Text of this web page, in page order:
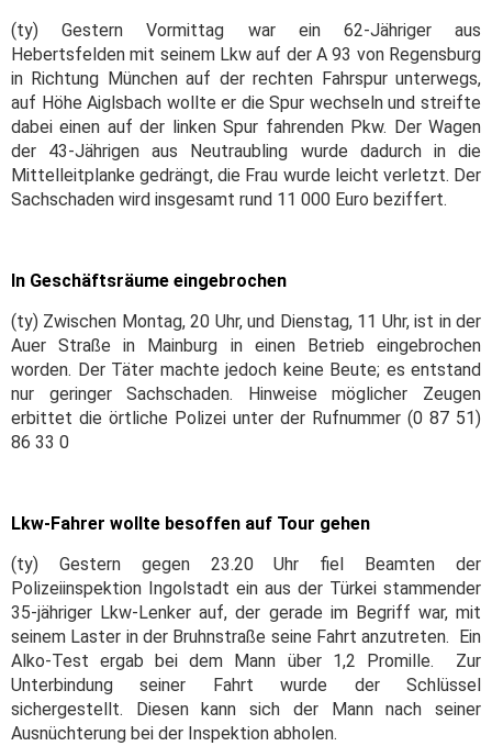
(ty) Gestern Vormittag war ein 62-Jähriger aus
Hebertsfelden mit seinem Lkw auf der A 93 von Regensburg
in Richtung München auf der rechten Fahrspur unterwegs,
auf Höhe Aiglsbach wollte er die Spur wechseln und streifte
dabei einen auf der linken Spur fahrenden Pkw. Der Wagen
der 43-Jährigen aus Neutraubling wurde dadurch in die
Mittelleitplanke gedrängt, die Frau wurde leicht verletzt. Der
Sachschaden wird insgesamt rund 11 000 Euro beziffert.
In Geschäftsräume eingebrochen
(ty) Zwischen Montag, 20 Uhr, und Dienstag, 11 Uhr, ist in der
Auer Straße in Mainburg in einen Betrieb eingebrochen
worden. Der Täter machte jedoch keine Beute; es entstand
nur geringer Sachschaden. Hinweise möglicher Zeugen
erbittet die örtliche Polizei unter der Rufnummer (0 87 51)
86 33 0
Lkw-Fahrer wollte besoffen auf Tour gehen
(ty) Gestern gegen 23.20 Uhr fiel Beamten der
Polizeiinspektion Ingolstadt ein aus der Türkei stammender
35-jähriger Lkw-Lenker auf, der gerade im Begriff war, mit
seinem Laster in der Bruhnstraße seine Fahrt anzutreten. Ein
Alko-Test ergab bei dem Mann über 1,2 Promille. Zur
Unterbindung seiner Fahrt wurde der Schlüssel
sichergestellt. Diesen kann sich der Mann nach seiner
Ausnüchterung bei der Inspektion abholen.